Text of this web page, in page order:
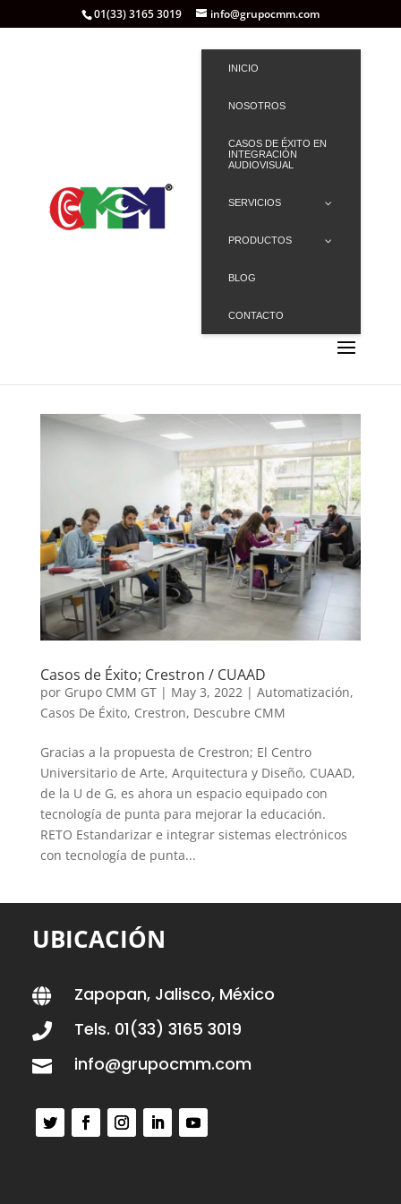
01(33) 3165 3019 info@grupocmm.com
INICIO
NOSOTROS
CASOS DE ÉXITO EN
INTEGRACIÓN
AUDIOVISUAL
SERVICIOS
PRODUCTOS
BLOG
CONTACTO
Casos de Éxito; Crestron / CUAAD
por Grupo CMM GT| May 3, 2022| Automatización,
Casos De Éxito, Crestron, Descubre CMM
Gracias a la propuesta de Crestron; El Centro
Universitario de Arte, Arquitectura y Diseño, CUAAD,
de la U de G, es ahora un espacio equipado con
tecnología de punta para mejorar la educación.
RETO Estandarizar e integrar sistemas electrónicos
con tecnología de punta...
UBICACIÓN
 Zapopan, Jalisco, México
 Tels. 01(33) 3165 3019
 info@grupocmm.com